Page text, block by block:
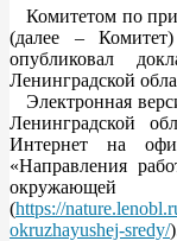
Комитетом по
(далее –
опубликовал
Ленинградской
Электронная
Ленинградской
Интернет на
«Направления
(https://
okruzhayushej-sredy/